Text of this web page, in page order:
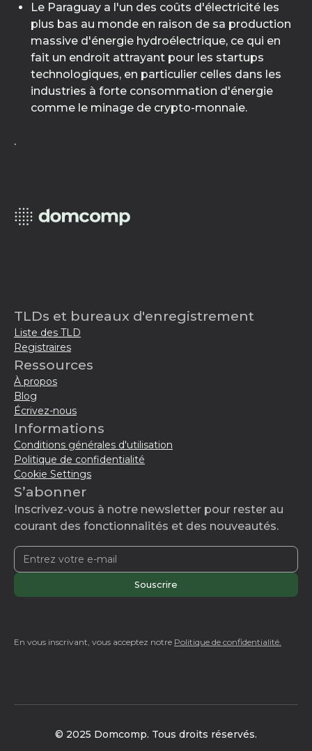
Le Paraguay a l'un des coûts d'électricité les
plus bas au monde en raison de sa production
massive d'énergie hydroélectrique, ce qui en
fait un endroit attrayant pour les startups
technologiques, en particulier celles dans les
industries à forte consommation d'énergie
comme le minage de crypto-monnaie.
.
TLDs et bureaux d'enregistrement
Liste des TLD
Registraires
Ressources
À propos
Blog
Écrivez-nous
Informations
Conditions générales d'utilisation
Politique de confidentialité
Cookie Settings
S’abonner
Inscrivez-vous à notre newsletter pour rester au
courant des fonctionnalités et des nouveautés.
En vous inscrivant, vous acceptez notre Politique de confidentialité.
© 2025 Domcomp. Tous droits réservés.